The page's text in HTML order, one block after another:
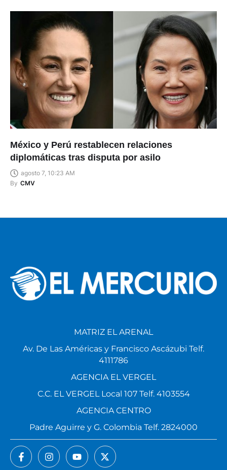
México y Perú restablecen relaciones
diplomáticas tras disputa por asilo
agosto 7, 10:23 AM
By CMV
MATRIZ EL ARENAL
Av. De Las Américas y Francisco Ascázubi Telf.
4111786
AGENCIA EL VERGEL
C.C. EL VERGEL Local 107 Telf. 4103554
AGENCIA CENTRO
Padre Aguirre y G. Colombia Telf. 2824000